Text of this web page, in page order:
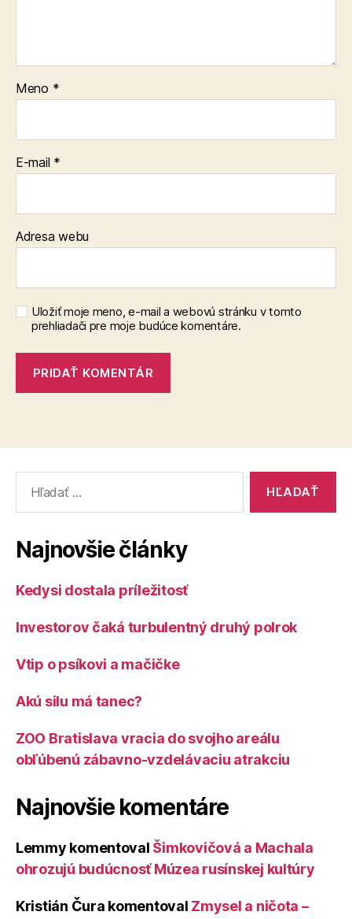
Meno *
E-mail *
Adresa webu
Uložiť moje meno, e-mail a webovú stránku v tomto
prehliadači pre moje budúce komentáre.
Najnovšie články
Kedysi dostala príležitosť
Investorov čaká turbulentný druhý polrok
Vtip o psíkovi a mačičke
Akú silu má tanec?
ZOO Bratislava vracia do svojho areálu
obľúbenú zábavno-vzdelávaciu atrakciu
Najnovšie komentáre
Lemmy komentoval Šimkovičová a Machala
ohrozujú budúcnosť Múzea rusínskej kultúry
Kristián Čura komentoval Zmysel a ničota –